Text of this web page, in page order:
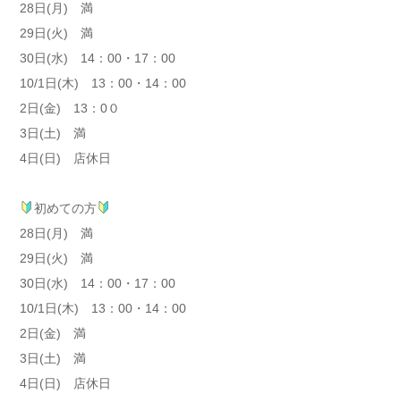
28日(月) 満
29日(火) 満
30日(水) 14：00・17：00
10/1日(木) 13：00・14：00
2日(金) 13：0０
3日(土) 満
4日(日) 店休日
初めての方
28日(月) 満
29日(火) 満
30日(水) 14：00・17：00
10/1日(木) 13：00・14：00
2日(金) 満
3日(土) 満
4日(日) 店休日